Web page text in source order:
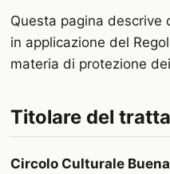
Questa pagina descrive
in applicazione del
materia di protezione
Titolare del
Circolo Culturale